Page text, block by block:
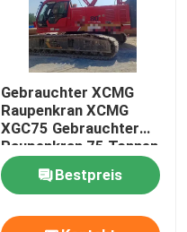
Gebrauchter XCMG
Raupenkran XCMG
XGC75 Gebrauchter
Raupenkran 75 Tonnen
Bestpreis